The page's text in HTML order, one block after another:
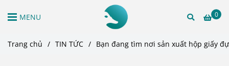
0
MENU
Trang chủ / TIN TỨC / Bạn đang tìm nơi sản xuất hộp giấy